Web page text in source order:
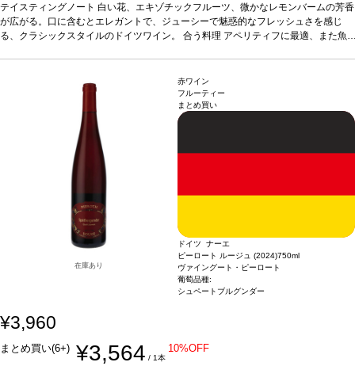
料理、白身肉、仔牛などと好相性葡萄品種リースリング*本ヴィンテージが在庫切
れの場合、在庫があり価格が同様の場合は自動的に次のヴィンテージに変更されま
す、ご了承ください。
テイスティングノート 白い花、エキゾチックフルーツ、微かなレモンバームの芳香
が広がる。口に含むとエレガントで、ジューシーで魅惑的なフレッシュさを感じ
る、クラシックスタイルのドイツワイン。 合う料理 アペリティフに最適、また魚
在庫あり
赤ワイン
フルーティー
まとめ買い
ドイツ ナーエ
ピーロート ルージュ (2024)750ml
ヴァイングート・ピーロート
葡萄品種:
シュペートブルグンダー
¥3,960
まとめ買い(6+) ¥3,564 / 1本
10%OFF